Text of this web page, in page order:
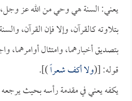
يعني: السنة هي وحي من الله عز وجل،
بتلاوته كالقرآن، وإلا فإن القرآن،
بتصديق أخبارهما، وامتثال أوامرهما،
قوله: [(ولا أكف شعراً)].
يكفه يعني في مقدمة رأسه بحيث يرجعه